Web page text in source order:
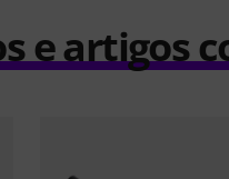
e artigos